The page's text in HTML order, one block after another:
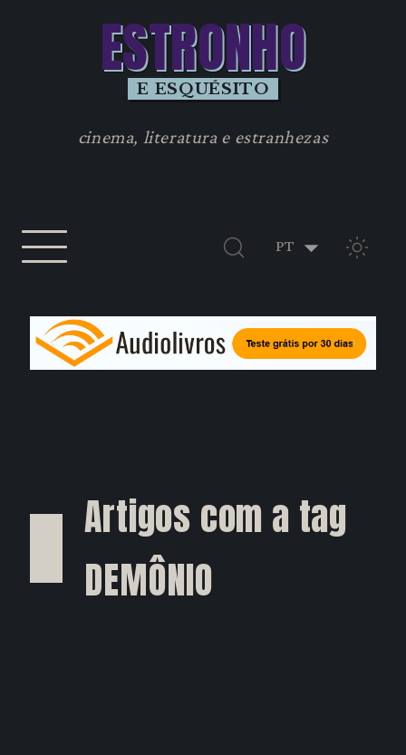
ESTRONHO
E ESQUÉSITO
cinema, literatura e estranhezas
TEMA
Artigos com a tag
DEMÔNIO